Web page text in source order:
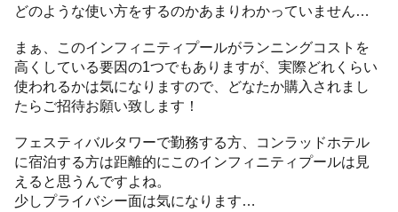
どのような使い方をするのかあまりわかっていません…
まぁ、このインフィニティプールがランニングコストを
高くしている要因の1つでもありますが、実際どれくらい
使われるかは気になりますので、どなたか購入されまし
たらご招待お願い致します！
フェスティバルタワーで勤務する方、コンラッドホテル
に宿泊する方は距離的にこのインフィニティプールは見
えると思うんですよね。
少しプライバシー面は気になります…